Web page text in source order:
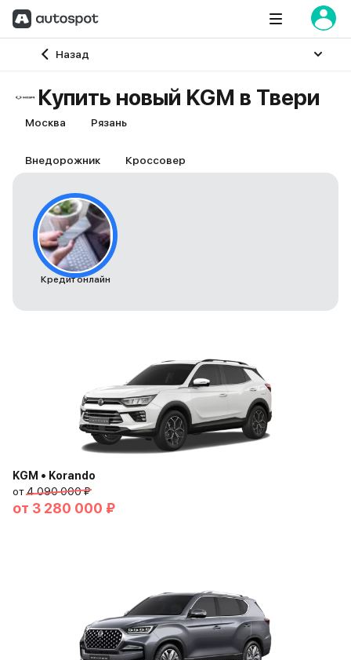
Назад
Главная
Купить новый KGM в Твери
Москва Рязань
Внедорожник Кроссовер
Кредит онлайн
KGM • Korando
от4 090 000 ₽
от 3 280 000 ₽